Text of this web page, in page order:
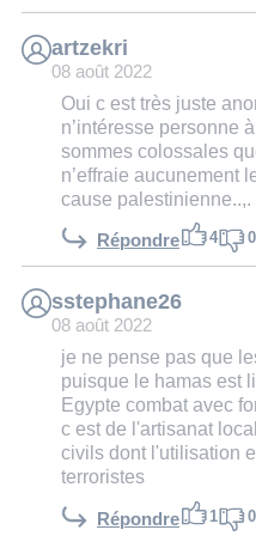
artzekri
08 août 2022
Oui c est très juste
n’intéresse personne
sommes colossales
n’effraie aucunement
cause palestinienne..,.
Répondre 4 0
sstephane26
08 août 2022
je ne pense pas que
puisque le hamas est
Egypte combat avec
c est de l'artisanat
civils dont l'utilisation
terroristes
Répondre 1 0